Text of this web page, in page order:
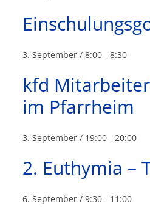
3. September / 8:00 -8:30
kfd
im Pfarrheim
3. September / 19:00 - 20:00
2. Euthymia –
6. September / 9:30 - 11:00